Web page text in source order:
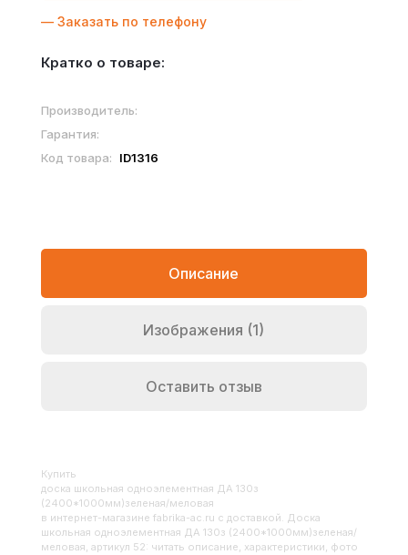
— Заказать по телефону
Кратко о товаре:
Производитель:
Гарантия:
Код товара:
ID1316
Описание
Изображения (1)
Оставить отзыв
Купить
Доска школьная одноэлементная ДА 130з
(2400*1000мм)зеленая/меловая
в интернет-магазине fabrika-ac.ru с доставкой. Доска
школьная одноэлементная ДА 130з (2400*1000мм)зеленая/
меловая, артикул 52: читать описание, характеристики, фото